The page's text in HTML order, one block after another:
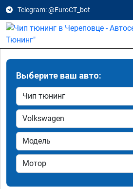
Telegram: @EuroCT_bot
Выберите ваш авто: